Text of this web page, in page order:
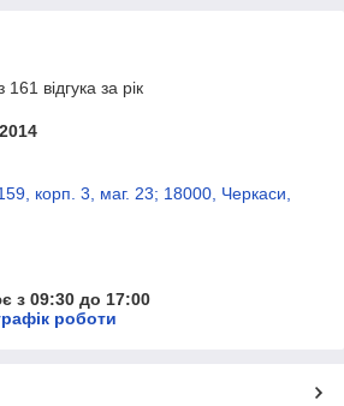
відгука за рік
корп. 3, маг. 23; 18000, Черкаси,
з 09:30 до 17:00
роботи